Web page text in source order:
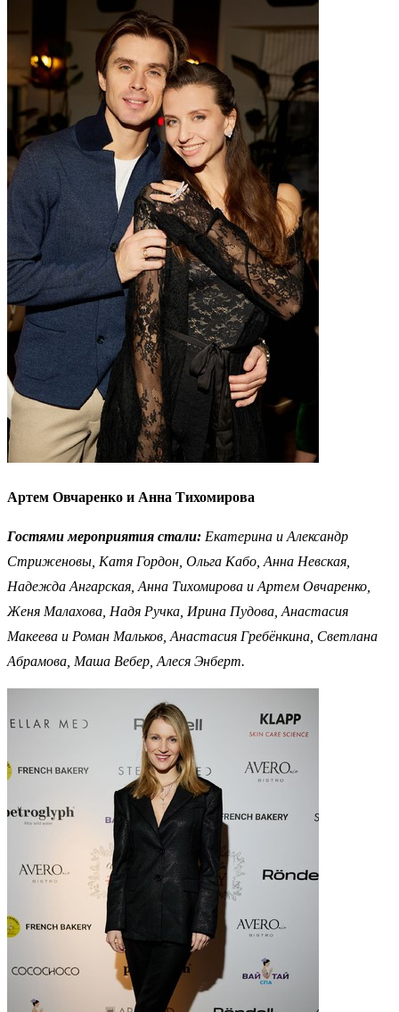
Артем Овчаренко и Анна Тихомирова
Гостями мероприятия стали: Екатерина и Александр
Стриженовы, Катя Гордон, Ольга Кабо, Анна Невская,
Надежда Ангарская, Анна Тихомирова и Артем Овчаренко,
Женя Малахова, Надя Ручка, Ирина Пудова, Анастасия
Макеева и Роман Мальков, Анастасия Гребёнкина, Светлана
Абрамова, Маша Вебер, Алеся Энберт.